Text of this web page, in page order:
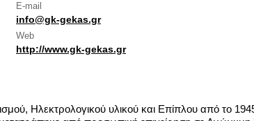
E-mail
info@gk-gekas.gr
Web
http://www.gk-gekas.gr
Ηλεκτρολογικού υλικού και Επίπλου από το